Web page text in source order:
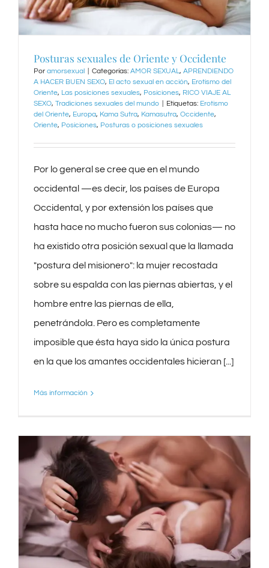
Posturas sexuales de Oriente y Occidente
Por amorsexual Categorías: AMOR SEXUAL, APRENDIENDO
A HACER BUEN SEXO, El acto sexual en acción, Erotismo del
Oriente, Las posiciones sexuales, Posiciones, RICO VIAJE AL
SEXO, Tradiciones sexuales del mundo Etiquetas: Erotismo
del Oriente, Europa, Kama Sutra, Kamasutra, Occidente,
Oriente, Posiciones, Posturas o posiciones sexuales
Por lo general se cree que en el mundo
occidental —es decir, los países de Europa
Occidental, y por extensión los países que
hasta hace no mucho fueron sus colonias— no
ha existido otra posición sexual que la llamada
"postura del misionero": la mujer recostada
sobre su espalda con las piernas abiertas, y el
hombre entre las piernas de ella,
penetrándola. Pero es completamente
imposible que ésta haya sido la única postura
en la que los amantes occidentales hicieran [...]
Más información